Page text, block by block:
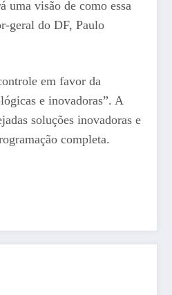
uma visão de como essa
geral do DF, Paulo
em favor da
e inovadoras”. A
soluções inovadoras e
completa.